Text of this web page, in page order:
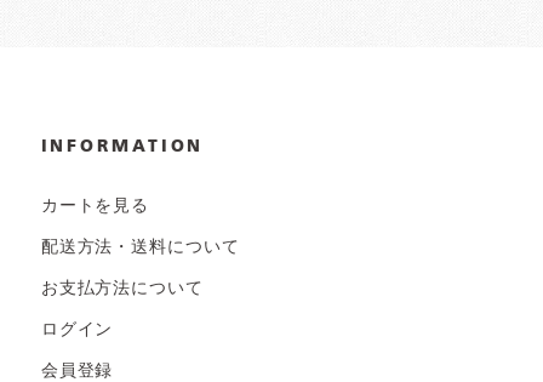
INFORMATION
カートを見る
配送方法・送料について
お支払方法について
ログイン
会員登録